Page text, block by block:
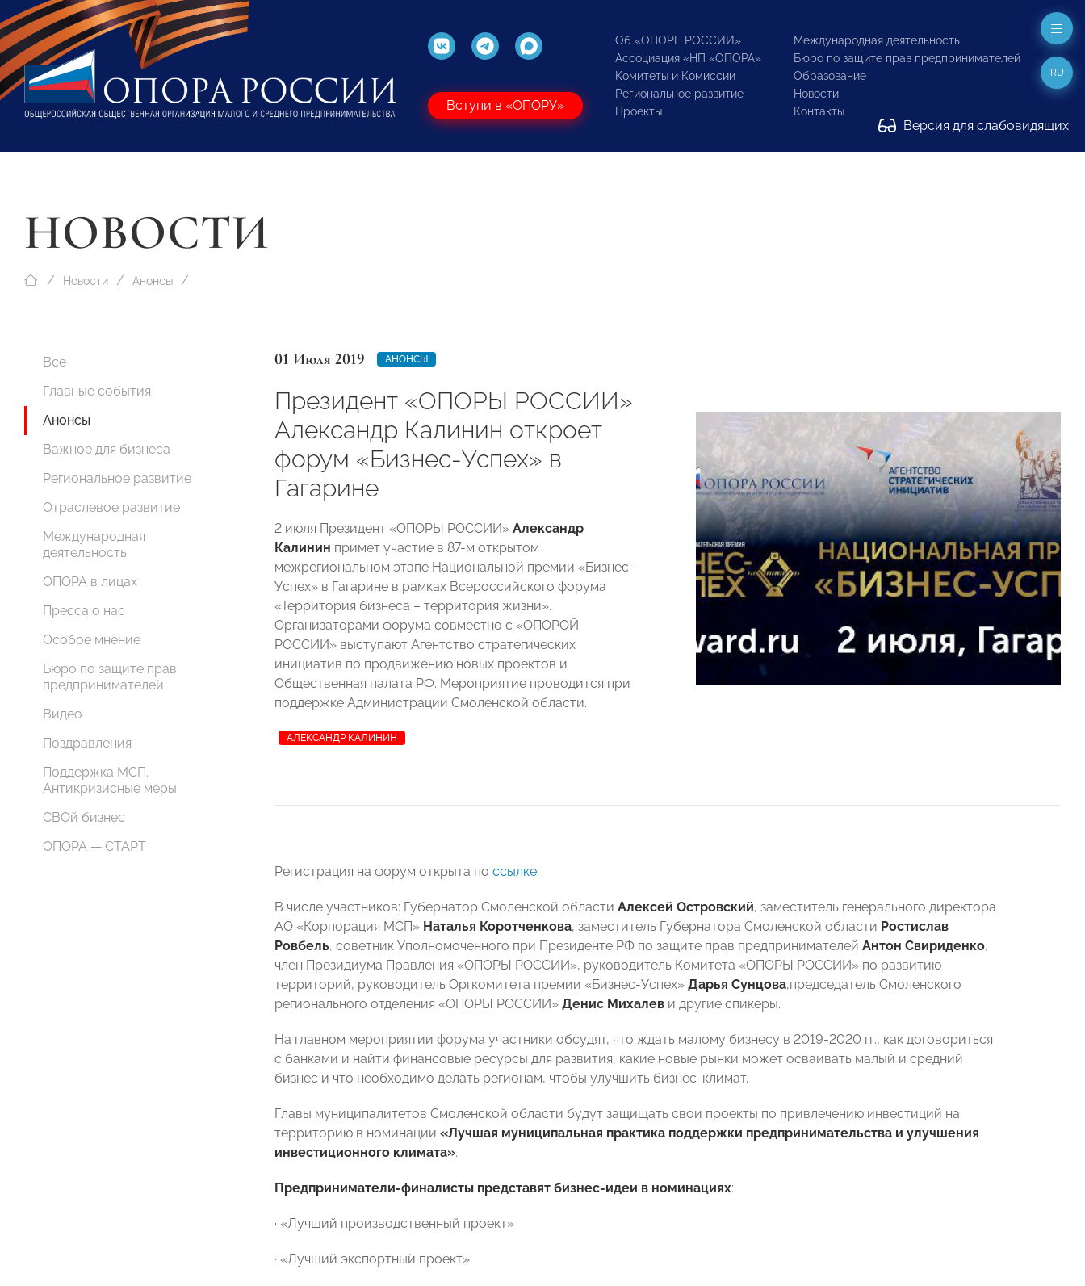
Вступи в «ОПОРУ»
Об «ОПОРЕ РОССИИ»
Ассоциация «НП «ОПОРА»
Комитеты и Комиссии
Региональное развитие
Проекты
Международная деятельность
Бюро по защите прав предпринимателей
Образование
Новости
Контакты
Версия для слабовидящих
RU
НОВОСТИ
Новости Анонсы
Все
Главные события
Анонсы
Важное для бизнеса
Региональное развитие
Отраслевое развитие
Международная
деятельность
ОПОРА в лицах
Пресса о нас
Особое мнение
Бюро по защите прав
предпринимателей
Видео
Поздравления
Поддержка МСП.
Антикризисные меры
СВОй бизнес
ОПОРА — СТАРТ
01 Июля 2019 АНОНСЫ
Президент «ОПОРЫ РОССИИ»
Александр Калинин откроет
форум «Бизнес-Успех» в
Гагарине
2 июля Президент «ОПОРЫ РОССИИ» Александр
Калинин примет участие в 87-м открытом
межрегиональном этапе Национальной премии «Бизнес-
Успех» в Гагарине в рамках Всероссийского форума
«Территория бизнеса – территория жизни».
Организаторами форума совместно с «ОПОРОЙ
РОССИИ» выступают Агентство стратегических
инициатив по продвижению новых проектов и
Общественная палата РФ. Мероприятие проводится при
поддержке Администрации Смоленской области.
АЛЕКСАНДР КАЛИНИН
Регистрация на форум открыта по ссылке.
В числе участников: Губернатор Смоленской области Алексей Островский, заместитель генерального директора
АО «Корпорация МСП» Наталья Коротченкова, заместитель Губернатора Смоленской области Ростислав
Ровбель, советник Уполномоченного при Президенте РФ по защите прав предпринимателей Антон Свириденко,
член Президиума Правления «ОПОРЫ РОССИИ», руководитель Комитета «ОПОРЫ РОССИИ» по развитию
территорий, руководитель Оргкомитета премии «Бизнес-Успех» Дарья Сунцова,председатель Смоленского
регионального отделения «ОПОРЫ РОССИИ» Денис Михалев и другие спикеры.
На главном мероприятии форума участники обсудят, что ждать малому бизнесу в 2019-2020 гг., как договориться
с банками и найти финансовые ресурсы для развития, какие новые рынки может осваивать малый и средний
бизнес и что необходимо делать регионам, чтобы улучшить бизнес-климат.
Главы муниципалитетов Смоленской области будут защищать свои проекты по привлечению инвестиций на
территорию в номинации «Лучшая муниципальная практика поддержки предпринимательства и улучшения
инвестиционного климата».
Предприниматели-финалисты представят бизнес-идеи в номинациях:
· «Лучший производственный проект»
· «Лучший экспортный проект»